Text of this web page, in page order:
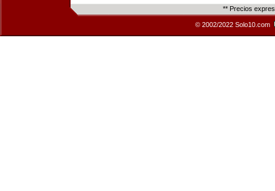
** Precios
© 2002/2022 Solo10.com